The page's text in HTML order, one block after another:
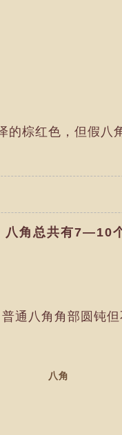
的棕红色，但假八
八角总共有7―10
普通八角角部圆钝
八角